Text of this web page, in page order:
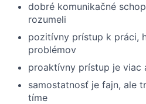
dobré komunikačné
rozumeli
pozitívny prístup k práci,
problémov
proaktívny prístup je viac
samostatnosť je fajn, ale
tíme